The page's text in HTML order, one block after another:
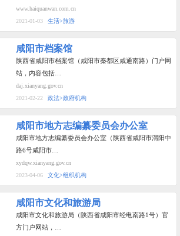
www.haiquanwan.com.cn
2021-01-03
生活>旅游
咸阳市档案馆
陕西省咸阳市档案馆（咸阳市秦都区咸通南路）门户网
站，内容包括…
daj.xianyang.gov.cn
2021-02-22
政法>政府机构
咸阳市地方志编纂委员会办公室
咸阳市地方志编纂委员会办公室（陕西省咸阳市渭阳中
路6号咸阳市…
xydqw.xianyang.gov.cn
2023-04-06
文化>组织机构
咸阳市文化和旅游局
咸阳市文化和旅游局（陕西省咸阳市经电南路1号）官
方门户网站，…